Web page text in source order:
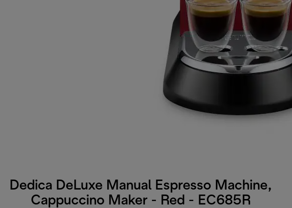
Dedica DeLuxe Manual Espresso Machine,
Cappuccino Maker - Red - EC685R